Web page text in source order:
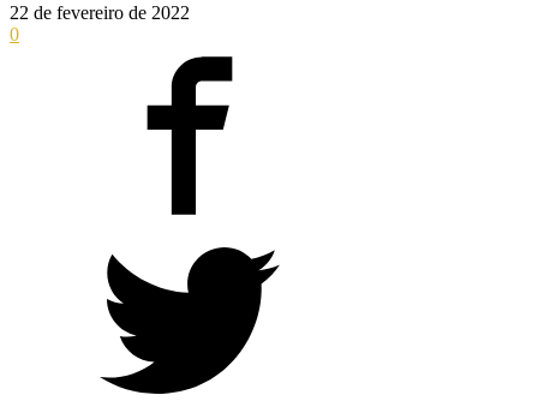
22 de fevereiro de 2022
0